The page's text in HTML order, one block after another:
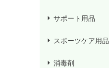
サポート用品
スポーツケア用品
消毒剤